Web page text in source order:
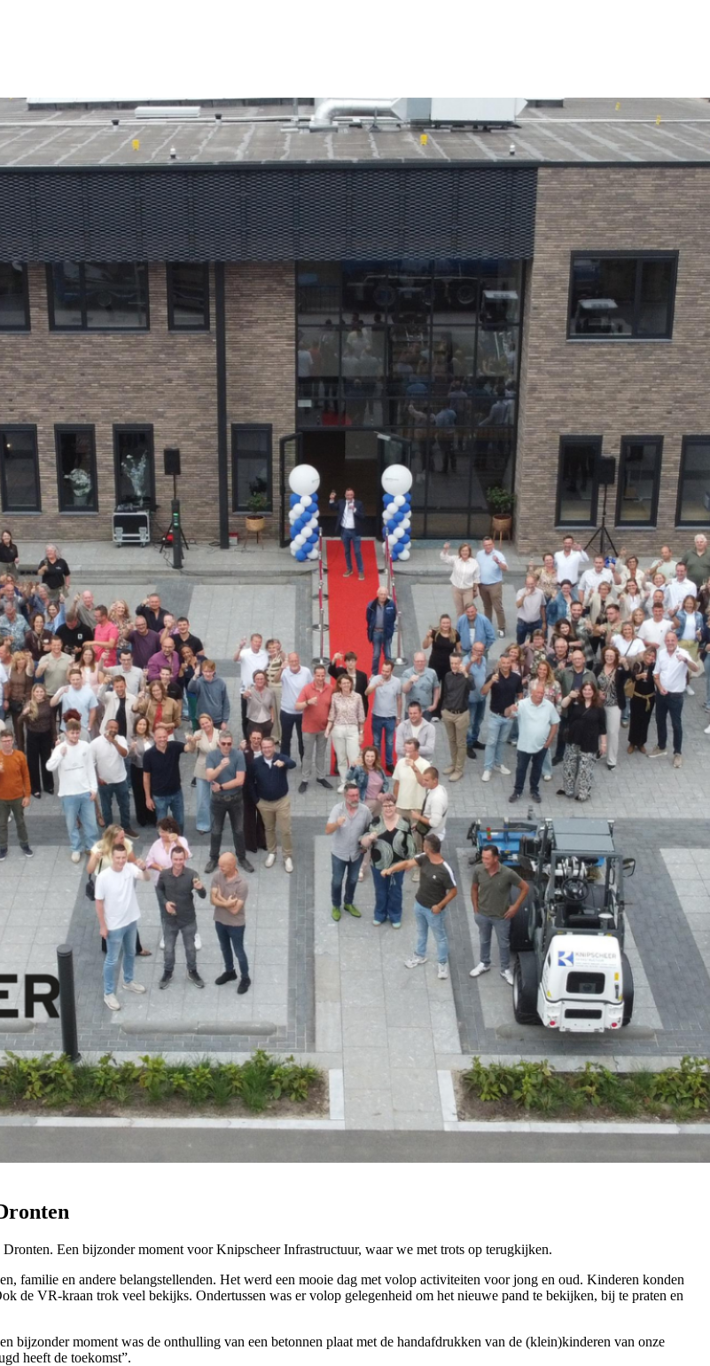
Een bijzonder moment voor Knipscheer Infrastructuur, waar we met trots op terugkijken.
familie en andere belangstellenden. Het werd een mooie dag met volop activiteiten voor jong en oud. Kinderen konden
de VR-kraan trok veel bekijks. Ondertussen was er volop gelegenheid om het nieuwe pand te bekijken, bij te praten en
bijzonder moment was de onthulling van een betonnen plaat met de handafdrukken van de (klein)kinderen van onze
heeft de toekomst”.